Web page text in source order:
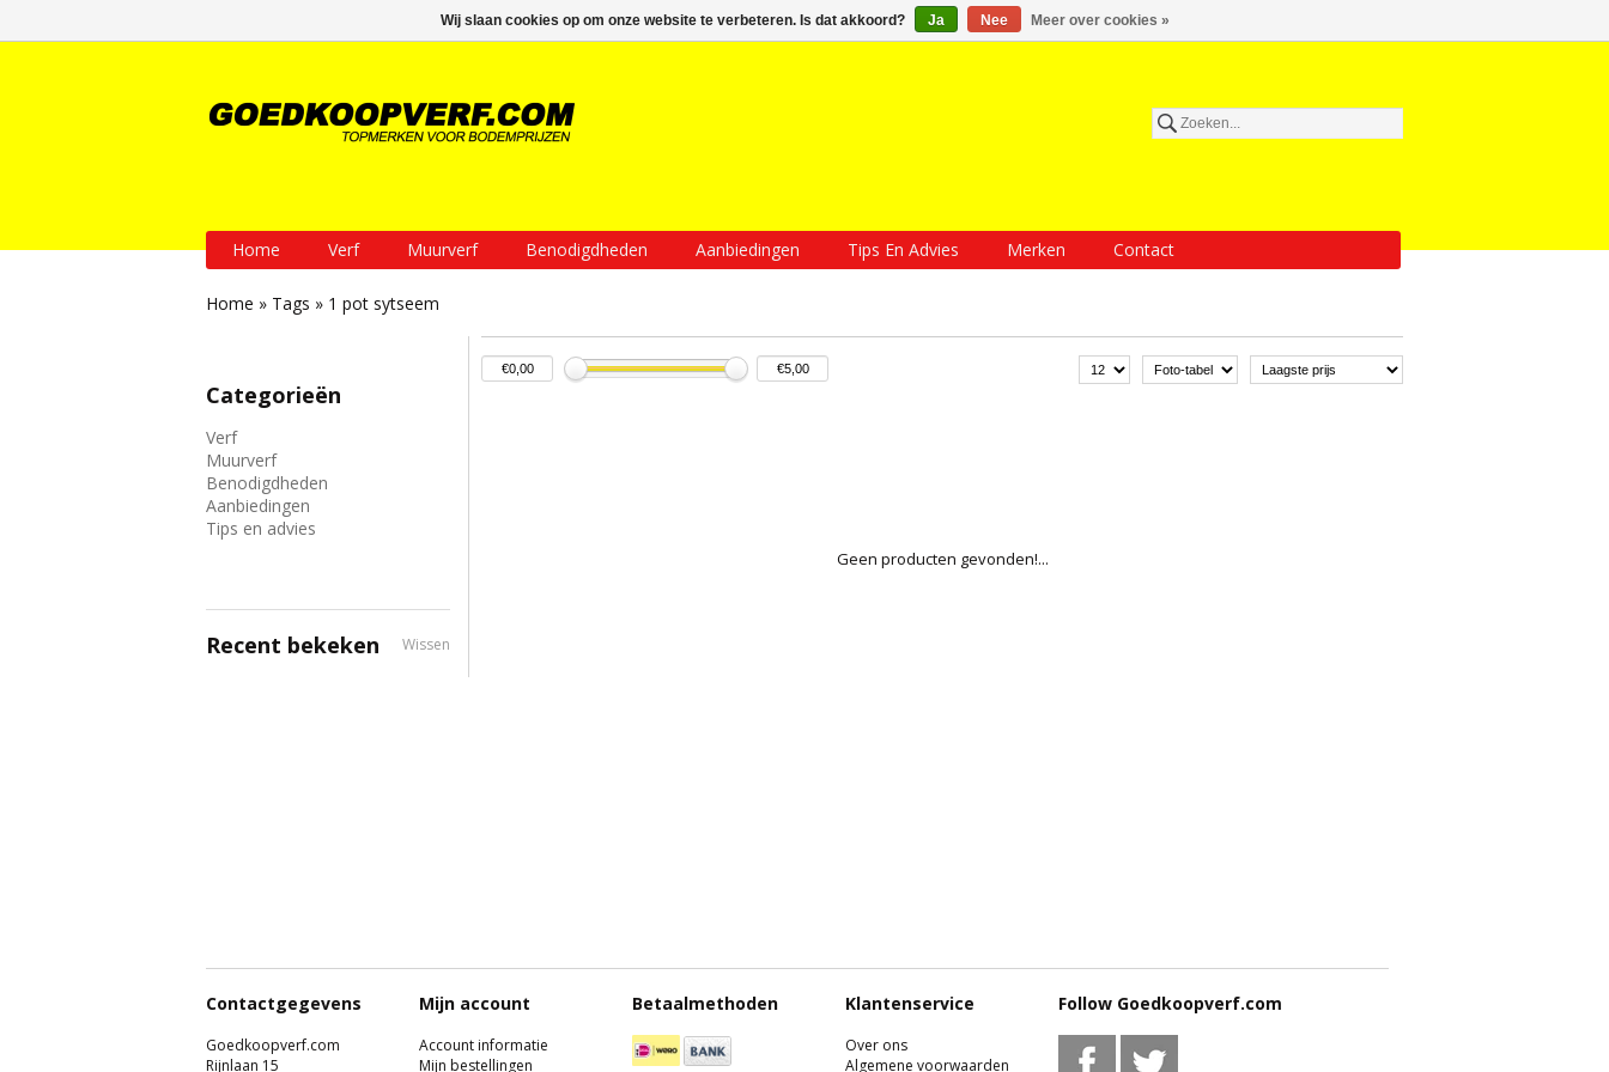
Inloggen Een account aanmaken Mijn winkelwagen €0,00
Home Verf Muurverf Benodigdheden Aanbiedingen Tips En Advies Merken Contact
Home » Tags » 1 pot sytseem
Categorieën
Verf
Muurverf
Benodigdheden
Aanbiedingen
Tips en advies
Recent bekeken Wissen
Geen producten gevonden!...
Contactgegevens
Goedkoopverf.com
Rijnlaan 15
Mijn account
Account informatie
Mijn bestellingen
Betaalmethoden Klantenservice
Over ons
Algemene voorwaarden
Follow Goedkoopverf.com
Wij slaan cookies op om onze website te verbeteren. Is dat akkoord? Ja Nee Meer over cookies »